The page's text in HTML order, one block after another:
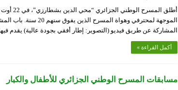
المشاركة عن طريق فيديو (التصوير: إطار أفقي بجودة عالية) يقدم
أكمل القراءة »
مسابقات المسرح الوطني الجزائري للأطفال والكبار